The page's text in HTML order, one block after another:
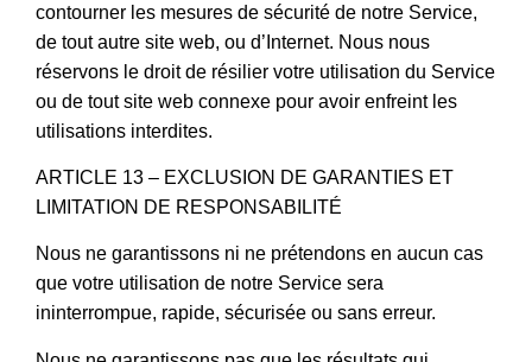
contourner les mesures de sécurité de notre Service,
de tout autre site web, ou d’Internet. Nous nous
réservons le droit de résilier votre utilisation du Service
ou de tout site web connexe pour avoir enfreint les
utilisations interdites.
ARTICLE 13 – EXCLUSION DE GARANTIES ET
LIMITATION DE RESPONSABILITÉ
Nous ne garantissons ni ne prétendons en aucun cas
que votre utilisation de notre Service sera
ininterrompue, rapide, sécurisée ou sans erreur.